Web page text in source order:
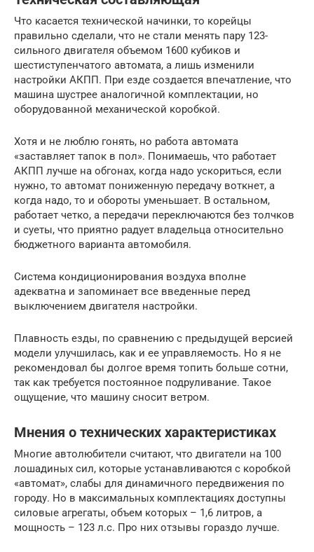
Что касается технической начинки, то корейцы
правильно сделали, что не стали менять пару 123-
сильного двигателя объемом 1600 кубиков и
шестиступенчатого автомата, а лишь изменили
настройки АКПП. При езде создается впечатление, что
машина шустрее аналогичной комплектации, но
оборудованной механической коробкой.
Хотя и не люблю гонять, но работа автомата
«заставляет тапок в пол». Понимаешь, что работает
АКПП лучше на обгонах, когда надо ускориться, если
нужно, то автомат пониженную передачу воткнет, а
когда надо, то и обороты уменьшает. В остальном,
работает четко, а передачи переключаются без толчков
и суеты, что приятно радует владельца относительно
бюджетного варианта автомобиля.
Система кондиционирования воздуха вполне
адекватна и запоминает все введенные перед
выключением двигателя настройки.
Плавность езды, по сравнению с предыдущей версией
модели улучшилась, как и ее управляемость. Но я не
рекомендовал бы долгое время топить больше сотни,
так как требуется постоянное подруливание. Такое
ощущение, что машину сносит ветром.
Мнения о технических характеристиках
Многие автолюбители считают, что двигатели на 100
лошадиных сил, которые устанавливаются с коробкой
«автомат», слабы для динамичного передвижения по
городу. Но в максимальных комплектациях доступны
силовые агрегаты, объем которых – 1,6 литров, а
мощность – 123 л.с. Про них отзывы гораздо лучше.